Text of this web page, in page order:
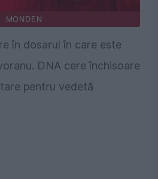
MONDEN
în dosarul în care este
DNA cere închisoare
pentru vedetă